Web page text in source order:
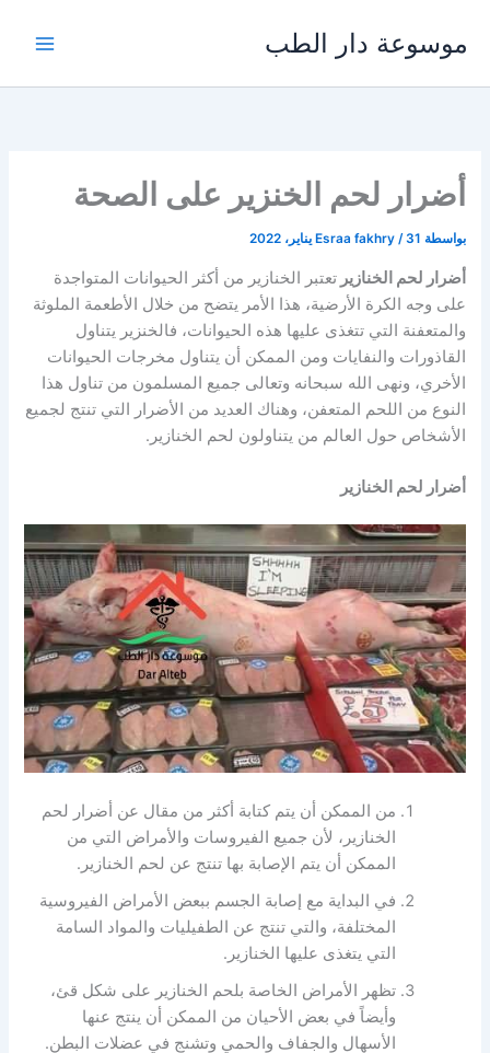
المحتوى
موسوعة دار الطب
أضرار لحم الخنزير على الصحة
بواسطة Esraa fakhry /31 يناير، 2022
أضرار لحم الخنازيرتعتبر الخنازير من أكثر الحيوانات المتواجدة
على وجه الكرة الأرضية، هذا الأمر يتضح من خلال الأطعمة الملوثة
والمتعفنة التي تتغذى عليها هذه الحيوانات، فالخنزير يتناول
القاذورات والنفايات ومن الممكن أن يتناول مخرجات الحيوانات
الأخري، ونهى الله سبحانه وتعالى جميع المسلمون من تناول هذا
النوع من اللحم المتعفن، وهناك العديد من الأضرار التي تنتج لجميع
الأشخاص حول العالم من يتناولون لحم الخنازير.
أضرار لحم الخنازير
من الممكن أن يتم كتابة أكثر من مقال عن أضرار لحم
الخنازير، لأن جميع الفيروسات والأمراض التي من
الممكن أن يتم الإصابة بها تنتج عن لحم الخنازير.
في البداية مع إصابة الجسم ببعض الأمراض الفيروسية
المختلفة، والتي تنتج عن الطفيليات والمواد السامة
التي يتغذى عليها الخنازير.
تظهر الأمراض الخاصة بلحم الخنازير على شكل قئ،
وأيضاً في بعض الأحيان من الممكن أن ينتج عنها
الأسهال والجفاف والحمي وتشنج في عضلات البطن.